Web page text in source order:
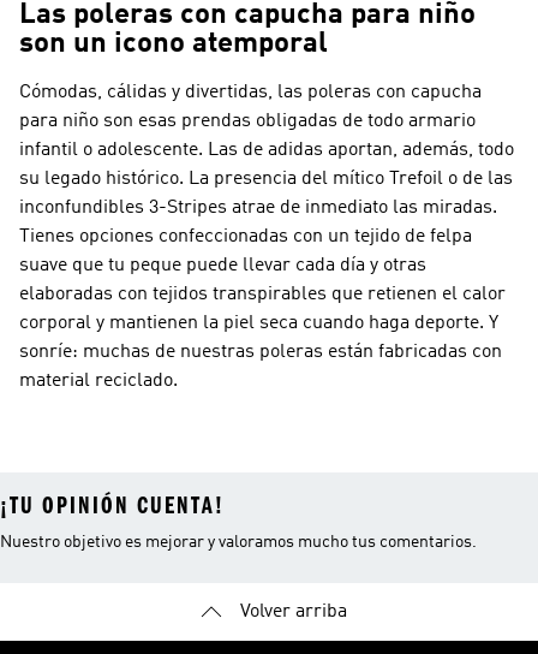
Las poleras con capucha para niño
son un icono atemporal
Cómodas, cálidas y divertidas, las poleras con capucha
para niño son esas prendas obligadas de todo armario
infantil o adolescente. Las de adidas aportan, además, todo
su legado histórico. La presencia del mítico Trefoil o de las
inconfundibles 3-Stripes atrae de inmediato las miradas.
Tienes opciones confeccionadas con un tejido de felpa
suave que tu peque puede llevar cada día y otras
elaboradas con tejidos transpirables que retienen el calor
corporal y mantienen la piel seca cuando haga deporte. Y
sonríe: muchas de nuestras poleras están fabricadas con
material reciclado.
¡TU OPINIÓN CUENTA!
Nuestro objetivo es mejorar y valoramos mucho tus comentarios.
Volver arriba